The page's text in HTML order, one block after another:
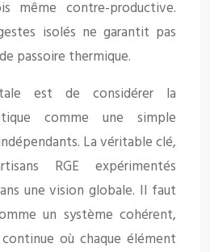
même contre-productive.
isolés ne garantit pas
passoire thermique.
est de considérer la
comme une simple
La véritable clé,
RGE expérimentés
une vision globale. Il faut
un système cohérent,
où chaque élément